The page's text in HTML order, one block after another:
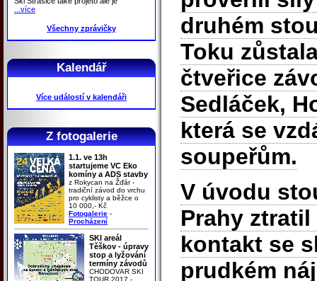
...více
Všechny zprávičky
Kalendář
Více událostí v kalendáři
Z fotogalerie
1.1. ve 13h
startujeme VC Eko
komíny a ADS stavby
z Rokycan na Žďár -
tradiční závod do vrchu
pro cyklisty a běžce o
10 000,- Kč
Fotogalerie -
Procházení
SKI areál
Těškov - úpravy
stop a lyžování
termíny závodů
CHODOVAR SKI
TOUR 2017 -
druhém
Toku
čtveřice
Sedláček,
která se
soupeřům.
V úvodu
Prahy
kontakt se
prudkém